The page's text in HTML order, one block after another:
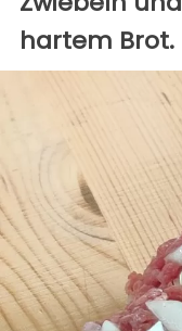
hartem Brot.